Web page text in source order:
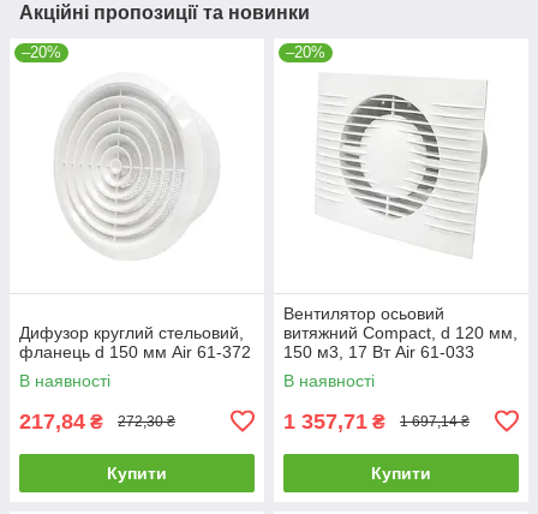
Акційні пропозиції та новинки
–20%
Дифузор круглий стельовий,
фланець d 150 мм Air 61-372
В наявності
217,84 ₴ 272,30 ₴
Купити
–20%
Вентилятор осьовий
витяжний Compact, d 120 мм,
150 м3, 17 Вт Air 61-033
В наявності
1 357,71 ₴ 1 697,14 ₴
Купити